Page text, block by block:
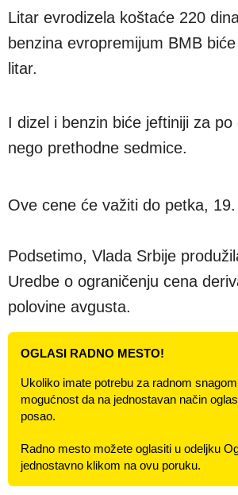
Litar evrodizela koštaće 220
benzina evropremijum BMB
litar.
I dizel i benzin biće jeftiniji za po
nego prethodne sedmice.
Ove cene će važiti do petka, 19.
Podsetimo, Vlada Srbije
Uredbe o ograničenju cena
polovine avgusta.
OGLASI RADNO MESTO!
Ukoliko imate potrebu za radnom
mogućnost da na jednostavan način
posao.
Radno mesto možete oglasiti u odeljku
jednostavno klikom na ovu poruku.